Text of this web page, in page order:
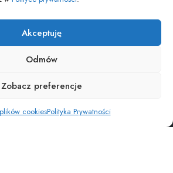
Akceptuję
Odmów
Zobacz preferencje
cookiesPolityka Prywatności
Wiadomości. Wszelkie prawa zastrzezone